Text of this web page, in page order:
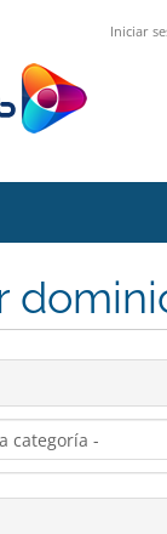
Iniciar